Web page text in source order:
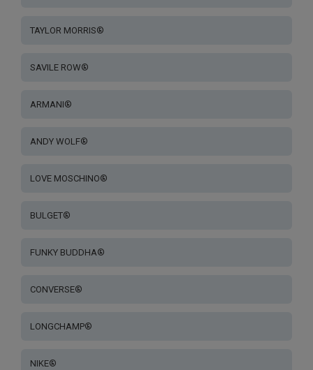
TAYLOR MORRIS®
SAVILE ROW®
ARMANI®
ANDY WOLF®
LOVE MOSCHINO®
BULGET®
FUNKY BUDDHA®
CONVERSE®
LONGCHAMP®
NIKE®